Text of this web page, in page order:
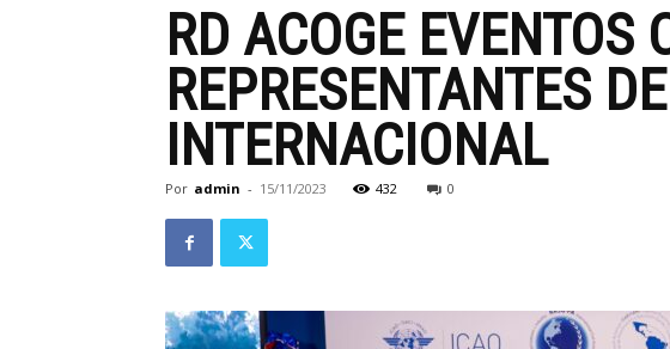
RD ACOGE
REPRESENTANTES
INTERNACIONAL
Por admin - 15/11/2023 432 0